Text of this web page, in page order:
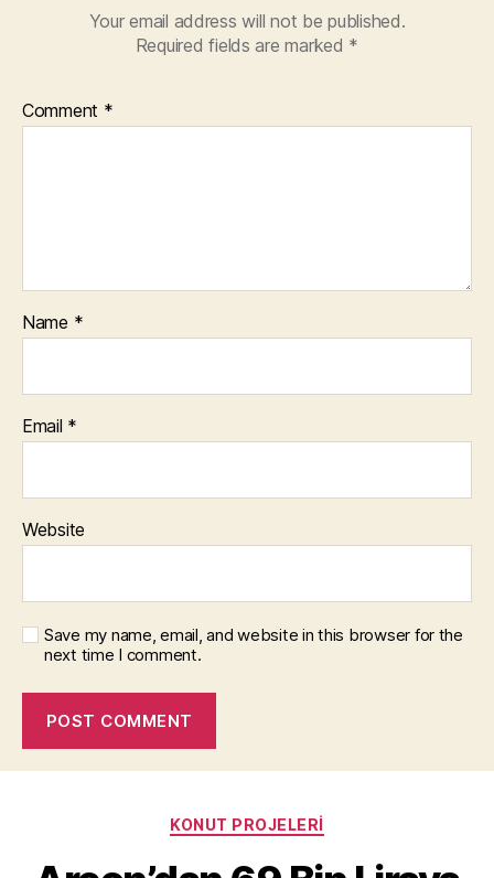
Your email address will not be published.
Required fields are marked *
Comment *
Name *
Email *
Website
Save my name, email, and website in this browser for the
next time I comment.
Categories
KONUT PROJELERI